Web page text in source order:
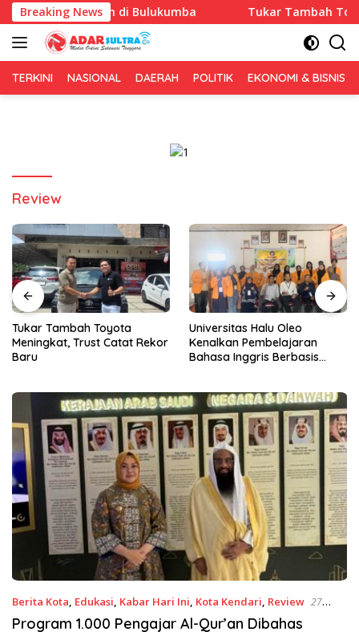
Langsung
ke
konten
Breaking News
1 Tahun di Bulukumba Tukar Tambah Toyota
TERKINI NASIONAL DAERAH POLITIK EKONOMI & BISNIS
Review
Tukar Tambah Toyota
Meningkat, Trust Catat Rekor
Baru
Universitas Halu Oleo
Kenalkan Pembelajaran
Bahasa Inggris Berbasis
Berita Kota, Edukasi, Kabar Hari Ini, Kota Kendari, Review 27
Februari 2026
Program 1.000 Pengajar Al-Qur’an Dibahas